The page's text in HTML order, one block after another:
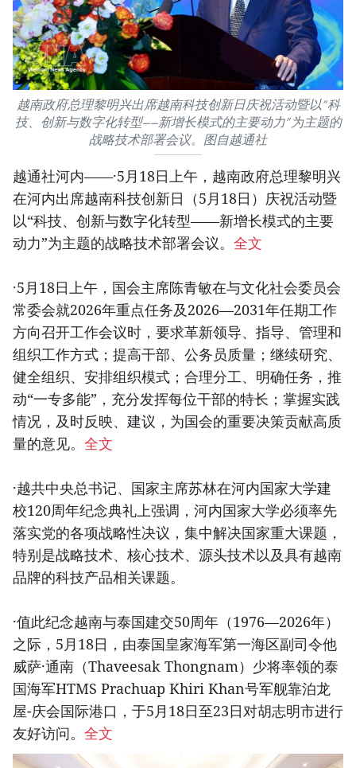
越南政府总理黎明兴出席越南科技创新日庆祝活动暨以“科
技、创新与数字化转型——新增长模式的主要动力”为主题的
战略技术部署会议。图自越通社
越通社河内——·5月18日上午，越南政府总理黎明兴
在河内出席越南科技创新日（5月18日）庆祝活动暨
以“科技、创新与数字化转型——新增长模式的主要
动力”为主题的战略技术部署会议。 全文
·5月18日上午，国会主席陈青敏在与文化社会委员会
常委会就2026年重点任务及2026—2031年任期工作
方向召开工作会议时，要求革新领导、指导、管理和
组织工作方式；提高干部、公务员质量；继续研究、
健全组织、安排组织模式；合理分工、明确任务，推
动“一专多能”，充分发挥每位干部的特长；掌握实践
情况，及时反映、建议，为国会的重要决策贡献高质
量的意见。 全文
·越共中央总书记、国家主席苏林在河内国家大学建
校120周年纪念典礼上强调，河内国家大学必须率先
落实党的各项战略性决议，集中解决国家重大课题，
特别是战略技术、核心技术、源头技术以及具有越南
品牌的科技产品相关课题。
·值此纪念越南与泰国建交50周年（1976—2026年）
之际，5月18日，由泰国皇家海军第一海区副司令他
威萨·通南（Thaveesak Thongnam）少将率领的泰
国海军HTMS Prachuap Khiri Khan号军舰靠泊龙
屋-庆会国际港口，于5月18日至23日对胡志明市进行
友好访问。 全文